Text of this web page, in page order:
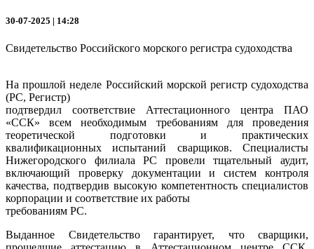
30-07-2025 | 14:28
Свидетельство Российского морского регистра судоходства
На прошлой неделе Российский морской регистр судоходства
(РС, Регистр)
подтвердил соответствие Аттестационного центра ПАО
«ССК» всем необходимым требованиям для проведения
теоретической подготовки и практических
квалификационных испытаний сварщиков. Специалисты
Нижегородского филиала РС провели тщательный аудит,
включающий проверку документации и систем контроля
качества, подтвердив высокую компетентность специалистов
корпорации и соответствие их работы
требованиям РС.
Выданное Свидетельство гарантирует, что сварщики,